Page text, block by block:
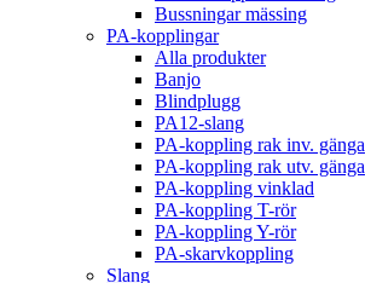
Bussningar mässing
PA-kopplingar
Alla produkter
Banjo
Blindplugg
PA12-slang
PA-koppling rak inv. gänga
PA-koppling rak utv. gänga
PA-koppling vinklad
PA-koppling T-rör
PA-koppling Y-rör
PA-skarvkoppling
Slang